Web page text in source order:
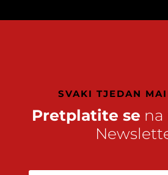
SVAKI TJEDAN
Pretplatite se na